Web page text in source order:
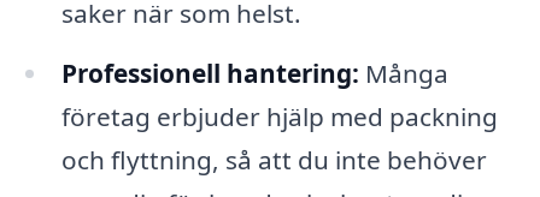
saker när som helst.
Professionell hantering: Många
företag erbjuder hjälp med packning
och flyttning, så att du inte behöver